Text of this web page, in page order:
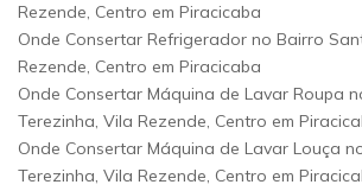
Rezende, Centro em Piracicaba
Onde Consertar Refrigerador no Bairro
Rezende, Centro em Piracicaba
Onde Consertar Máquina de Lavar Roupa
Terezinha, Vila Rezende, Centro em
Onde Consertar Máquina de Lavar Louça
Terezinha, Vila Rezende, Centro em